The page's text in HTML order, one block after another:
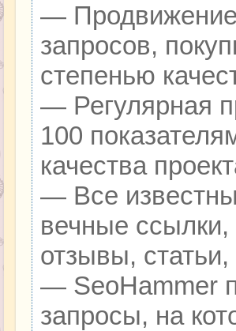
— Продвижение
запросов,
степенью
— Регулярная
100
качества
— Все
вечные
отзывы,
— SeoHammer
запросы, на